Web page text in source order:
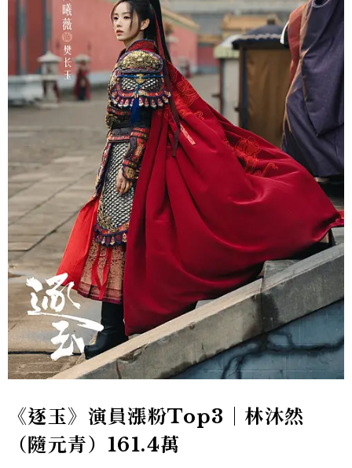
《逐玉》演員漲粉Top3｜林沐然
（隨元青）161.4萬